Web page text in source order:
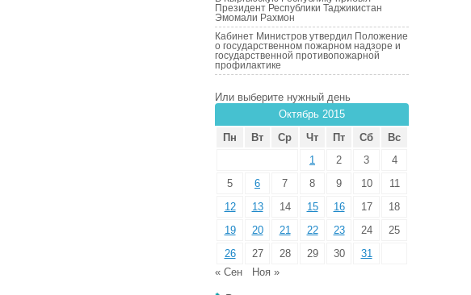
Президент Республики Таджикистан
Эмомали Рахмон
Кабинет Министров утвердил Положение
о государственном пожарном надзоре и
государственной противопожарной
профилактике
Или выберите нужный день
Октябрь 2015
Пн
Вт Ср Чт Пт Сб
Вс
1
2 3
4
5
6 7 8 9 10
11
12
13 14 15 16 17
18
19
20 21 22 23 24
25
26
27 28 29 30
31
« Сен
Ноя »